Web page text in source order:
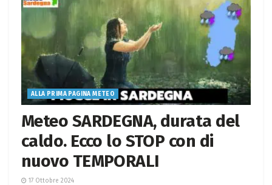
ALLA PRIMA PAGINA METEO
Meteo SARDEGNA, durata del
caldo. Ecco lo STOP con di
nuovo TEMPORALI
17 Ottobre 2024